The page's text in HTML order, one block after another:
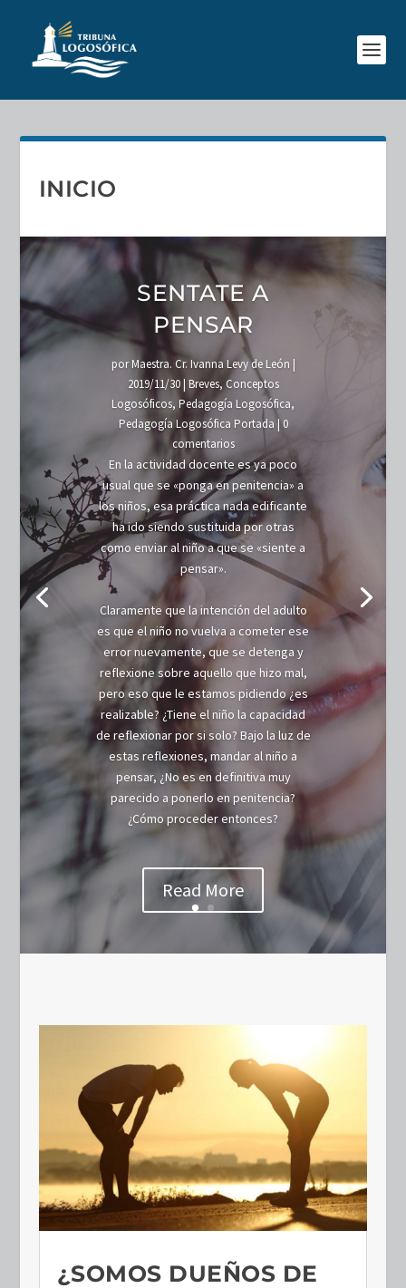
INICIO
SENTATE A
PENSAR
porMaestra. Cr. Ivanna Levy de León |
2019/11/30| Breves, Conceptos
Logosóficos, Pedagogía Logosófica,
Pedagogía Logosófica Portada | 0
comentarios
En la actividad docente es ya poco
usual que se «ponga en penitencia» a
los niños, esa práctica nada edificante
ha ido siendo sustituida por otras
como enviar al niño a que se «siente a
pensar».
Claramente que la intención del adulto
es que el niño no vuelva a cometer ese
error nuevamente, que se detenga y
reflexione sobre aquello que hizo mal,
pero eso que le estamos pidiendo ¿es
realizable? ¿Tiene el niño la capacidad
de reflexionar por si solo? Bajo la luz de
estas reflexiones, mandar al niño a
pensar, ¿No es en definitiva muy
parecido a ponerlo en penitencia?
¿Cómo proceder entonces?
Read More
¿SOMOS DUEÑOS DE